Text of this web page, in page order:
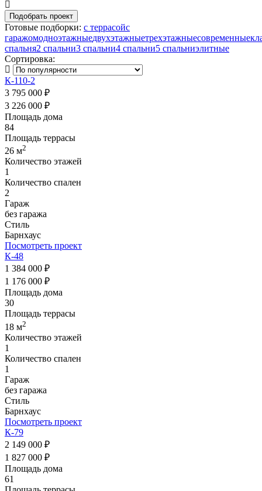
Готовые подборки: с террасойс
гаражомодноэтажныедвухэтажныетрехэтажныесовременные
спальня2 спальни3 спальни4 спальни5 спальниэлитные
Сортировка:
К-110-2
3 795 000 ₽
3 226 000 ₽
Площадь дома
84
Площадь террасы
26 м2
Количество этажей
1
Количество спален
2
Гараж
без гаража
Стиль
Барнхаус
Посмотреть проект
К-48
1 384 000 ₽
1 176 000 ₽
Площадь дома
30
Площадь террасы
18 м2
Количество этажей
1
Количество спален
1
Гараж
без гаража
Стиль
Барнхаус
Посмотреть проект
К-79
2 149 000 ₽
1 827 000 ₽
Площадь дома
61